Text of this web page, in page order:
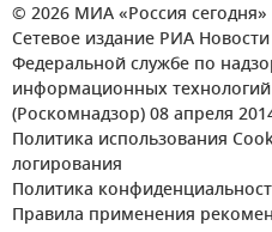
© 2026 МИА «Россия сегодня»
Сетевое издание РИА
Федеральной службе по
информационных
(Роскомнадзор) 08 апреля
Политика использования
логирования
Политика
Правила применения